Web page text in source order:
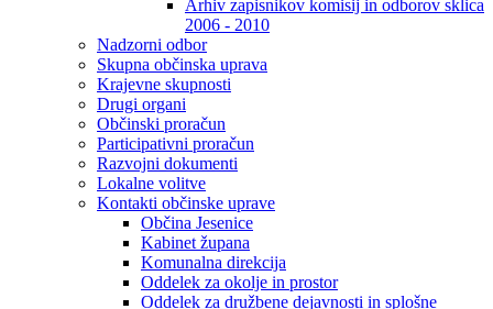
Arhiv zapisnikov komisij in odborov sklica
2006 - 2010
Nadzorni odbor
Skupna občinska uprava
Krajevne skupnosti
Drugi organi
Občinski proračun
Participativni proračun
Razvojni dokumenti
Lokalne volitve
Kontakti občinske uprave
Občina Jesenice
Kabinet župana
Komunalna direkcija
Oddelek za okolje in prostor
Oddelek za družbene dejavnosti in splošne